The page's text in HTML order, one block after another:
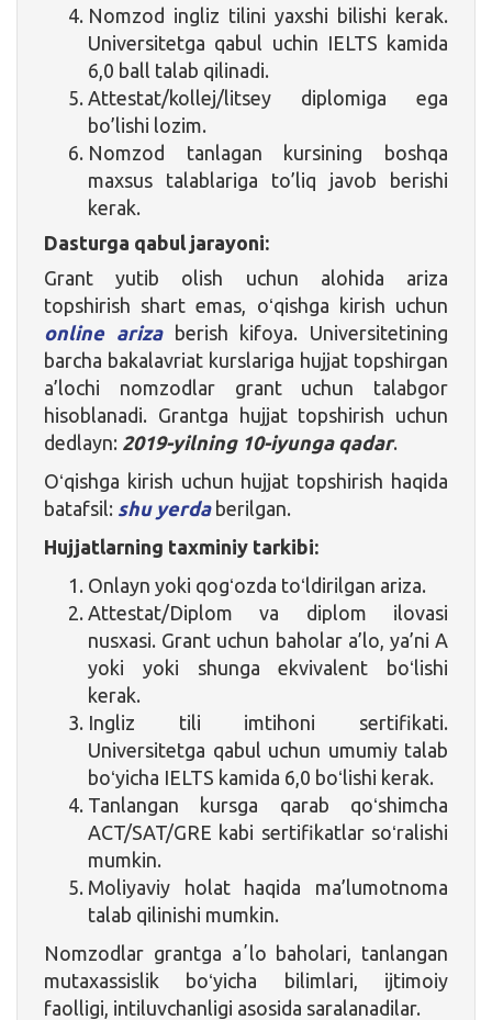
Nomzod ingliz tilini yaxshi bilishi kerak.
Universitetga qabul uchin IELTS kamida
6,0 ball talab qilinadi.
Attestat/kollej/litsey diplomiga ega
bo’lishi lozim.
Nomzod tanlagan kursining boshqa
maxsus talablariga to’liq javob berishi
kerak.
Dasturga qabul jarayoni:
Grant yutib olish uchun alohida ariza
topshirish shart emas, oʻqishga kirish uchun
online arizaberish kifoya. Universitetining
barcha bakalavriat kurslariga hujjat topshirgan
a’lochi nomzodlar grant uchun talabgor
hisoblanadi. Grantga hujjat topshirish uchun
dedlayn: 2019-yilning 10-iyunga qadar.
Oʻqishga kirish uchun hujjat topshirish haqida
batafsil: shu yerda berilgan.
Hujjatlarning taxminiy tarkibi:
Onlayn yoki qogʻozda toʻldirilgan ariza.
Attestat/Diplom va diplom ilovasi
nusxasi. Grant uchun baholar a’lo, ya’ni A
yoki yoki shunga ekvivalent boʻlishi
kerak.
Ingliz tili imtihoni sertifikati.
Universitetga qabul uchun umumiy talab
boʻyicha IELTS kamida 6,0 boʻlishi kerak.
Tanlangan kursga qarab qoʻshimcha
ACT/SAT/GRE kabi sertifikatlar soʻralishi
mumkin.
Moliyaviy holat haqida ma’lumotnoma
talab qilinishi mumkin.
Nomzodlar grantga aʼlo baholari, tanlangan
mutaxassislik boʻyicha bilimlari, ijtimoiy
faolligi, intiluvchanligi asosida saralanadilar.